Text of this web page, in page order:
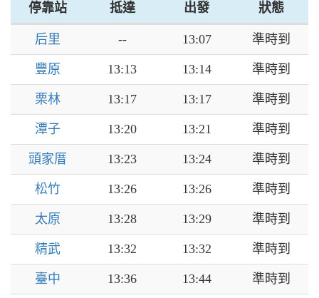
停靠站 抵達 出發 狀態
后里 -- 13:07 準時到
豐原 13:13 13:14 準時到
栗林 13:17 13:17 準時到
潭子 13:20 13:21 準時到
頭家厝 13:23 13:24 準時到
松竹 13:26 13:26 準時到
太原 13:28 13:29 準時到
精武 13:32 13:32 準時到
臺中 13:36 13:44 準時到